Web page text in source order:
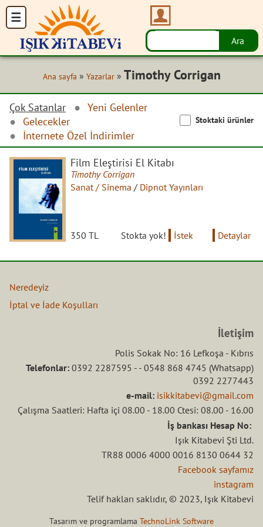
Ana sayfa » Yazarlar» Timothy Corrigan
Çok Satanlar
Yeni Gelenler
Gelecekler
İnternete Özel İndirimler
Stoktaki ürünler
Film Eleştirisi El Kitabı
Timothy Corrigan
Sanat / Sinema / Dipnot Yayınları
350 TL Stokta yok! İstek Detaylar
Neredeyiz
İptal ve İade Koşulları
İletişim
Polis Sokak No: 16 Lefkoşa - Kıbrıs
Telefonlar: 0392 2287595 - - 0548 868 4745 (Whatsapp)
0392 2277443
e-mail: isikkitabevi@gmail.com
Çalışma Saatleri: Hafta içi 08.00 - 18.00 Ctesi: 08.00 - 16.00
İş bankası Hesap No:
Işık Kitabevi Şti Ltd.
TR88 0006 4000 0016 8130 0644 32
Facebook sayfamız
instagram
Telif hakları saklıdır, © 2023, Işık Kitabevi
Tasarım ve programlama TechnoLink Software